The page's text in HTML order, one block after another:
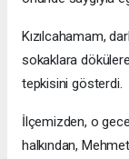
Kızılcahamam,
sokaklara
tepkisini gösterdi.
İlçemizden, o
halkından,